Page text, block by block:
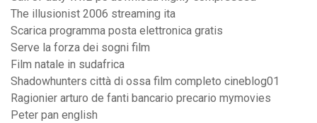
The illusionist 2006 streaming ita
Scarica programma posta elettronica gratis
Serve la forza dei sogni film
Film natale in sudafrica
Shadowhunters città di ossa film completo cineblog01
Ragionier arturo de fanti bancario precario mymovies
Peter pan english